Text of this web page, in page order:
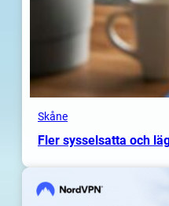
Skåne
Fler sysselsatta och